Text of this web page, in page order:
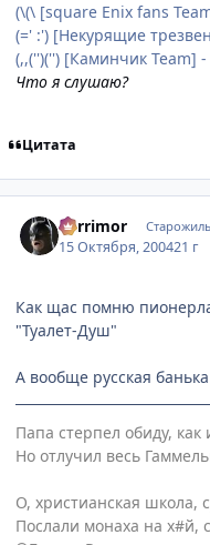
(\(\ [square Enix fans
(=' :') [Некурящие
(,,('')('') [Каминчик Team] -
Что я слушаю?
Цитата
Berrimor
15 Октября, 200421 г
Как щас помню
"Туалет-Душ"
А вообще русская
Папа стерпел обиду,
Но отлучил весь
О, христианская школа,
Послали монаха на х#й,